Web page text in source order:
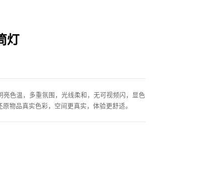
灯
亮色温，多重氛围，光线柔和，无可视频闪，显色
物品真实色彩，空间更真实，体验更舒适。